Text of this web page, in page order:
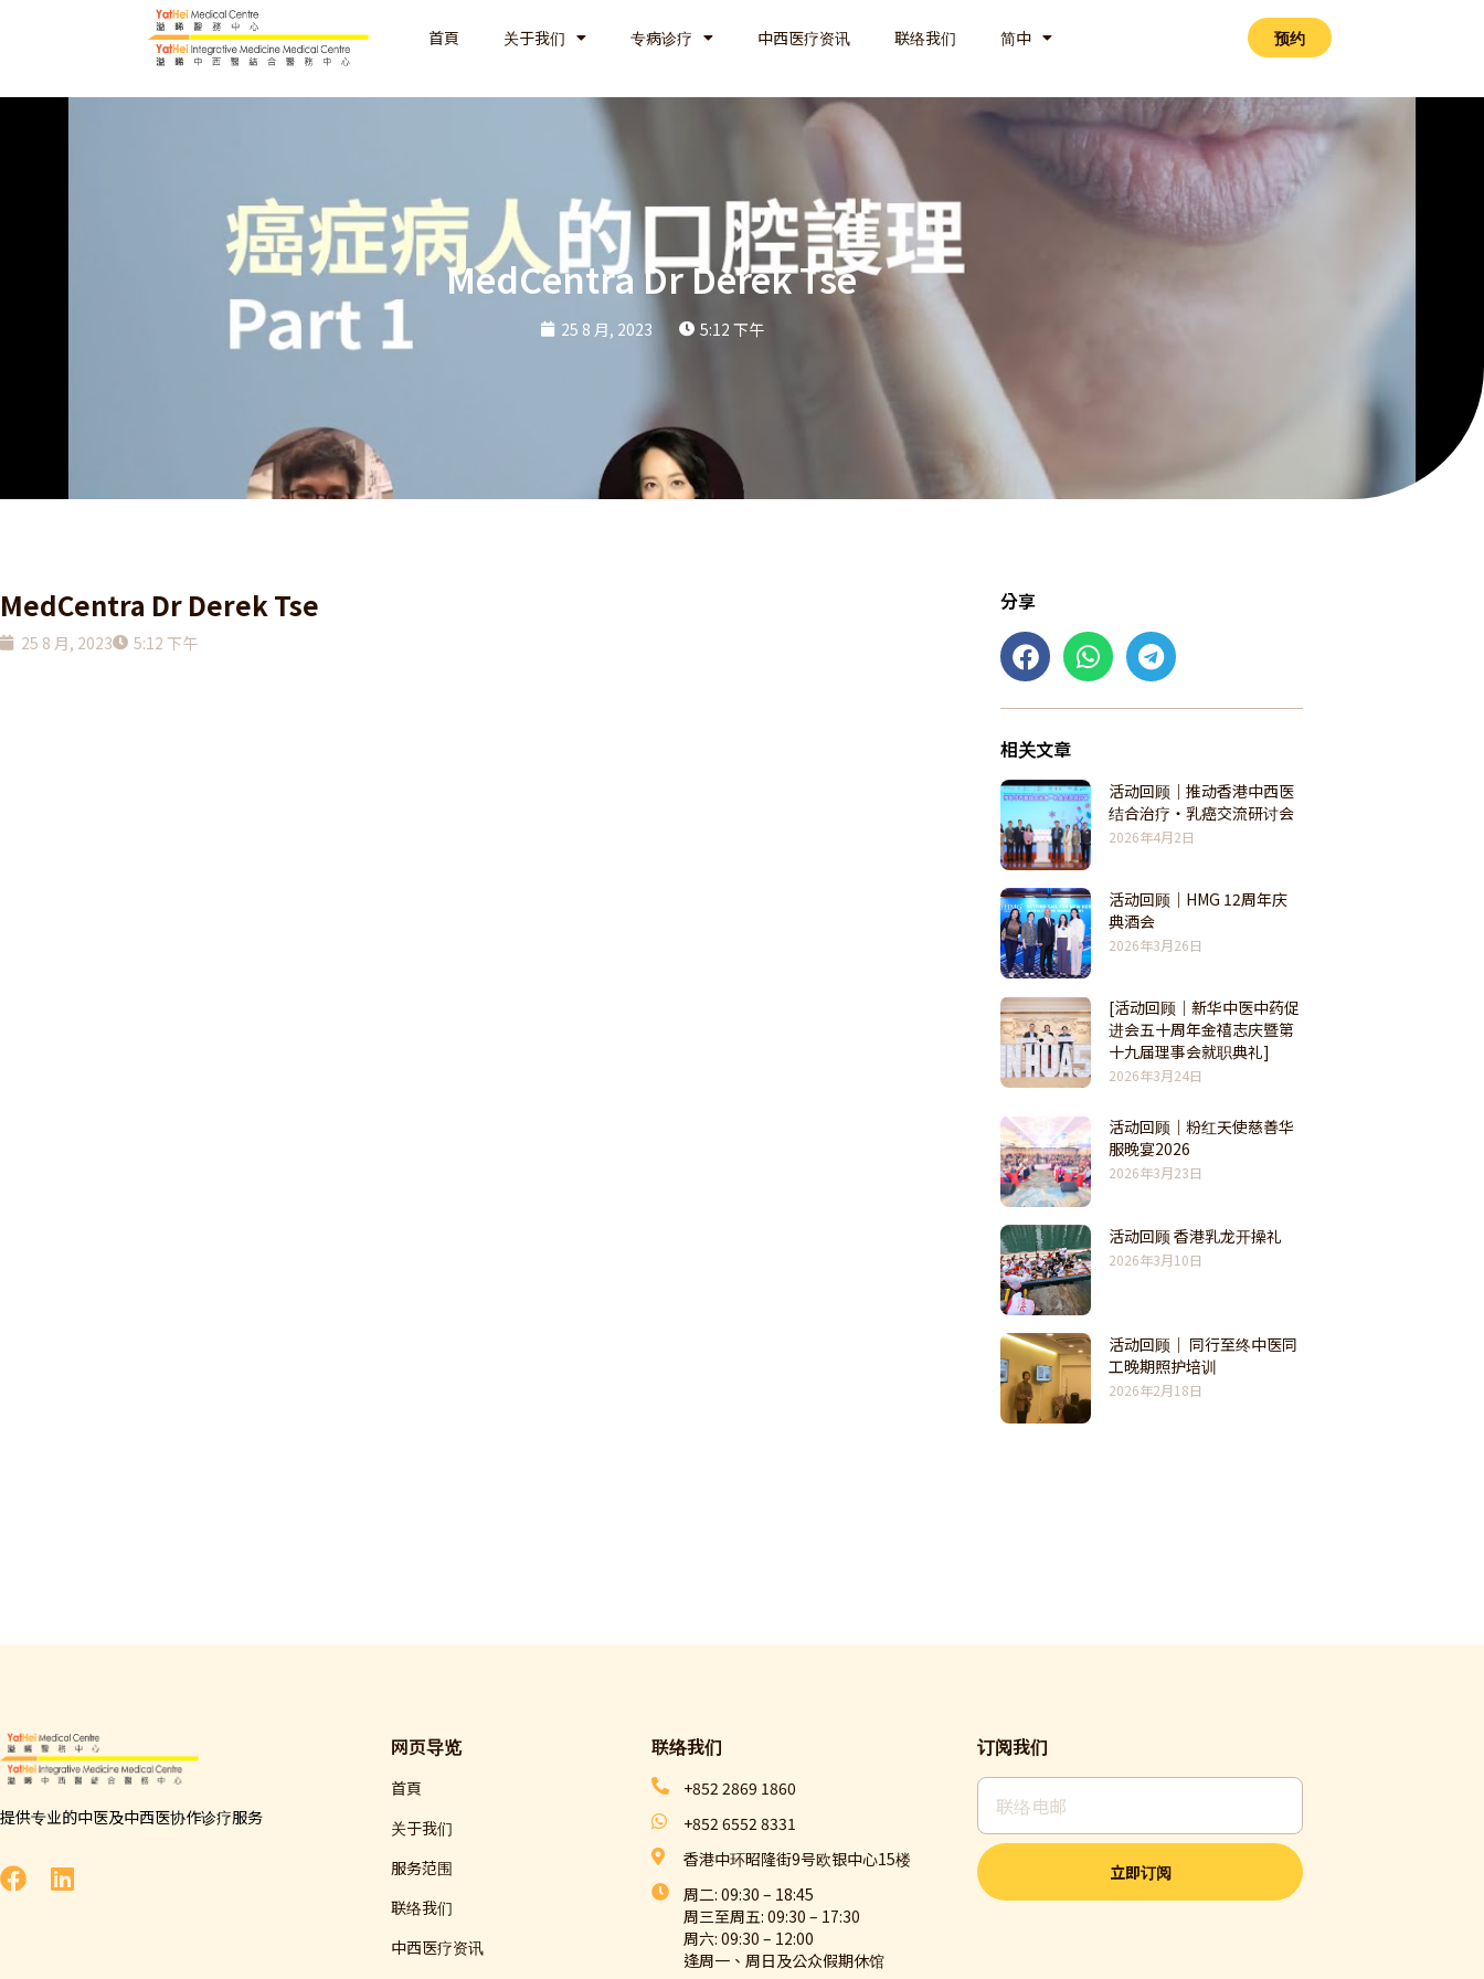
首頁 关于我们 专病诊疗 中西医疗资讯 联络我们 简中 预约
MedCentra Dr Derek Tse
25 8 月, 2023 5:12 下午
MedCentra Dr Derek Tse
25 8 月, 2023 5:12 下午
分享
相关文章
活动回顾｜推动香港中西医
结合治疗・乳癌交流研讨会
2026年4月2日
活动回顾｜HMG 12周年庆
典酒会
2026年3月26日
[活动回顾｜新华中医中药促
进会五十周年金禧志庆暨第
十九届理事会就职典礼]
2026年3月24日
活动回顾｜粉红天使慈善华
服晚宴2026
2026年3月23日
活动回顾 香港乳龙开操礼
2026年3月10日
活动回顾｜ 同行至终中医同
工晚期照护培训
2026年2月18日
提供专业的中医及中西医协作诊疗服务
网页导览
首頁
关于我们
服务范围
联络我们
中西医疗资讯
联络我们​
+852 2869 1860
+852 6552 8331
香港中环昭隆街9号欧银中心15楼
周二: 09:30 – 18:45
周三至周五: 09:30 – 17:30
周六: 09:30 – 12:00
逢周一、周日及公众假期休馆
订阅我们
立即订阅